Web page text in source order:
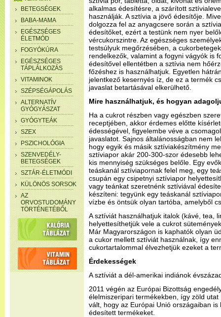
BETEGSÉGEK
BABA-MAMA
EGÉSZSÉGES
ÉLETMÓD
FOGYÓKÚRA
EGÉSZSÉGES
TÁPLÁLKOZÁS
VITAMINOK
SZÉPSÉGÁPOLÁS
ALTERNATÍV
GYÓGYÁSZAT
GYÓGYTEÁK
SZEX
PSZICHOLÓGIA
SZENVEDÉLY-
BETEGSÉGEK
SZTÁR-ÉLETMÓDI
KÜLÖNÖS SORSOK
AZ
ORVOSTUDOMÁNY
TÖRTÉNETÉBŐL
alkalmas édesítésre, a szárított
használják. A sztívia a jövő édesítője.
dolgozza fel az anyagcsere során a
édesítőket, ezért a testünk nem nyer
vércukorszintre. Az egészséges
testsúlyuk megőrzésében, a
rendelkezők, valamint a fogyni vágyók is
édesítővel ellentétben a sztívia nem
főzéshez is használhatjuk. Egyetlen
jelentkező kesernyés íz, de ez a termék
javaslat betartásával elkerülhető.
Mire használhatjuk, és hogyan
Ha a cukrot részben vagy egészben
receptjében, akkor érdemes előtte
édességével, figyelembe véve a
javaslatot. Sajnos általánosságban nem
hogy egyik és másik sztíviakészítmény
sztíviapor akár 200-300-szor édesebb
kis mennyiség szükséges belőle. Egy
teáskanál sztíviapornak felel meg, egy
csupán egy csipetnyi sztíviapor
vagy teánkat szeretnénk sztíviával
készíteni: tegyünk egy teáskanál
vízbe és öntsük olyan tartóba, amelyből
A sztíviát használhatjuk italok (kávé, tea,
helyettesíthetjük vele a cukrot
Már Magyarországon is kaphatók olyan
a cukor mellett sztíviát használnak, így
cukortartalommal élvezhetjük ezeket a
Érdekességek
A sztíviát a dél-amerikai indiánok
2011 végén az Európai Bizottság
élelmiszeripari termékekben, így zöld
vált, hogy az Európai Unió országaiban
édesített termékeket.